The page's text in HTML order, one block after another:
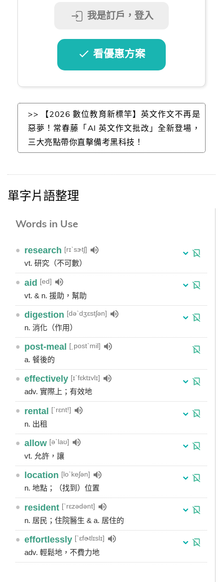
我是訂戶，登入
看優惠方案
>> 【2026 數位教育新標竿】英文作文不再是
惡夢！常春藤「AI 英文作文批改」全新登場，
三大亮點帶你直擊備考黑科技！
單字片語整理
Words in Use
● research [rɪˋsɝtʃ]
vt. 研究（不可數）
● aid [ed]
vt. & n. 援助，幫助
● digestion [dəˋdʒɛstʃən]
n. 消化（作用）
● post-meal [͵postˋmil]
a. 餐後的
● effectively [ɪˋfɛktɪvlɪ]
adv. 實際上；有效地
● rental [ˋrɛnt!]
n. 出租
● allow [əˋlaʊ]
vt. 允許，讓
● location [loˋkeʃən]
n. 地點；（找到）位置
● resident [ˋrɛzədənt]
n. 居民；住院醫生 & a. 居住的
● effortlessly [ˋɛfɚtlɪslɪ]
adv. 輕鬆地，不費力地